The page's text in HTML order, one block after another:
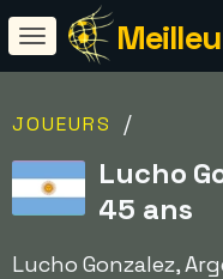
JOUEURS /
Lucho
45 ans
Lucho Gonzalez,